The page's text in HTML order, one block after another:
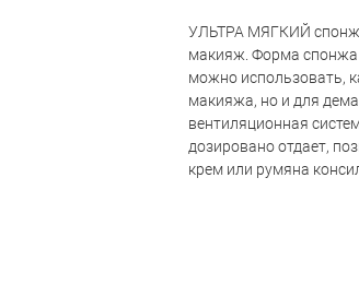
УЛЬТРА МЯГКИЙ спонж
макияж. Форма спонжа
можно использовать,
макияжа, но и для
вентиляционная
дозировано отдает,
крем или румяна